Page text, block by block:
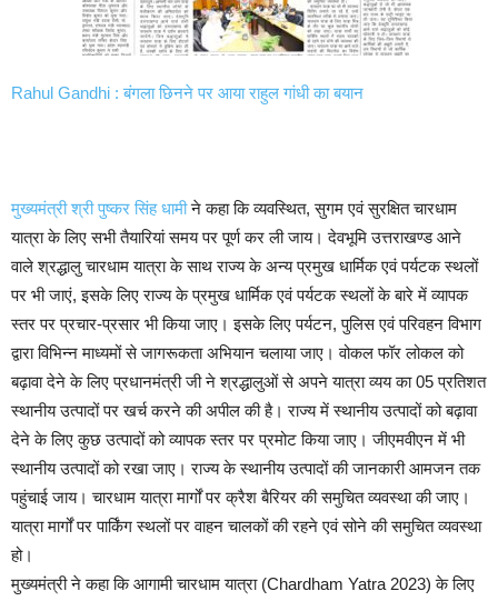
Rahul Gandhi : बंगला छिनने पर आया राहुल गांधी का बयान
मुख्यमंत्री श्री पुष्कर सिंह धामीने कहा कि व्यवस्थित, सुगम एवं सुरक्षित चारधाम
यात्रा के लिए सभी तैयारियां समय पर पूर्ण कर ली जाय। देवभूमि उत्तराखण्ड आने
वाले श्रद्धालु चारधाम यात्रा के साथ राज्य के अन्य प्रमुख धार्मिक एवं पर्यटक स्थलों
पर भी जाएं, इसके लिए राज्य के प्रमुख धार्मिक एवं पर्यटक स्थलों के बारे में व्यापक
स्तर पर प्रचार-प्रसार भी किया जाए। इसके लिए पर्यटन, पुलिस एवं परिवहन विभाग
द्वारा विभिन्न माध्यमों से जागरूकता अभियान चलाया जाए। वोकल फॉर लोकल को
बढ़ावा देने के लिए प्रधानमंत्री जी ने श्रद्धालुओं से अपने यात्रा व्यय का 05 प्रतिशत
स्थानीय उत्पादों पर खर्च करने की अपील की है। राज्य में स्थानीय उत्पादों को बढ़ावा
देने के लिए कुछ उत्पादों को व्यापक स्तर पर प्रमोट किया जाए। जीएमवीएन में भी
स्थानीय उत्पादों को रखा जाए। राज्य के स्थानीय उत्पादों की जानकारी आमजन तक
पहुंचाई जाय। चारधाम यात्रा मार्गों पर क्रैश बैरियर की समुचित व्यवस्था की जाए।
यात्रा मार्गों पर पार्किंग स्थलों पर वाहन चालकों की रहने एवं सोने की समुचित व्यवस्था
हो।
मुख्यमंत्री ने कहा कि आगामी चारधाम यात्रा (Chardham Yatra 2023) के लिए